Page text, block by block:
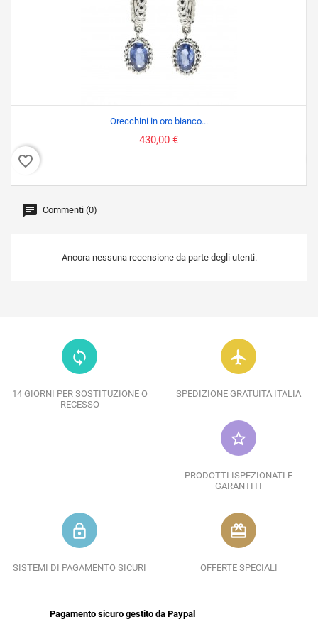
Orecchini in oro bianco...
430,00 €
favorite_border
Commenti (0)
Ancora nessuna recensione da parte degli utenti.
loop
14 GIORNI PER SOSTITUZIONE O
RECESSO
flight
SPEDIZIONE GRATUITA ITALIA
star_border
PRODOTTI ISPEZIONATI E
GARANTITI
lock_outline
SISTEMI DI PAGAMENTO SICURI
redeem
OFFERTE SPECIALI
Pagamento sicuro gestito da Paypal